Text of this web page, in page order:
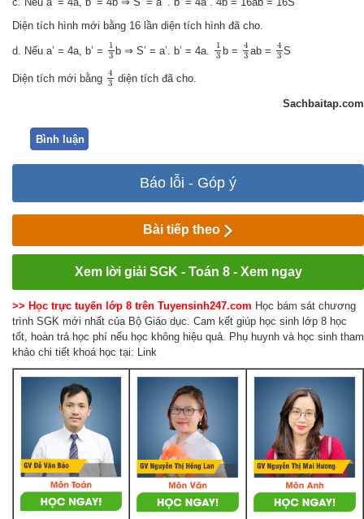
Diện tích hình mới bằng 16 lần diện tích hình đã cho.
d. Nếu a’ = 4a, b’ =
1
3
1
b ⇒ S’ = a’. b’ = 4a.
1
3
1
b =
4
3
43
ab =
4
3
4
S
Diện tích mới bằng 4
3
4
diện tích đã cho.
Sachbaitap.com
Bình luận
Báo lỗi - Góp ý
Bài tiếp theo
Xem lời giải SGK - Toán 8 - Xem ngay
>> Học trực tuyến lớp 8 trên Tuyensinh247.com Học bám sát chương
trình SGK mới nhất của Bộ Giáo dục. Cam kết giúp học sinh lớp 8 học
tốt, hoàn trả học phí nếu học không hiệu quả. Phụ huynh và học sinh tham
khảo chi tiết khoá học tại: Link